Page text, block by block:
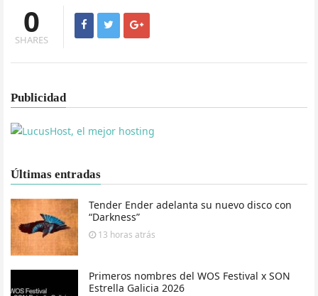
0
SHARES
Publicidad
Últimas entradas
Tender Ender adelanta su nuevo disco con
“Darkness”
13 horas atrás
Primeros nombres del WOS Festival x SON
Estrella Galicia 2026